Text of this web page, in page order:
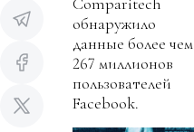
обнаружило
данные более чем
267 миллионов
пользователей
Facebook.